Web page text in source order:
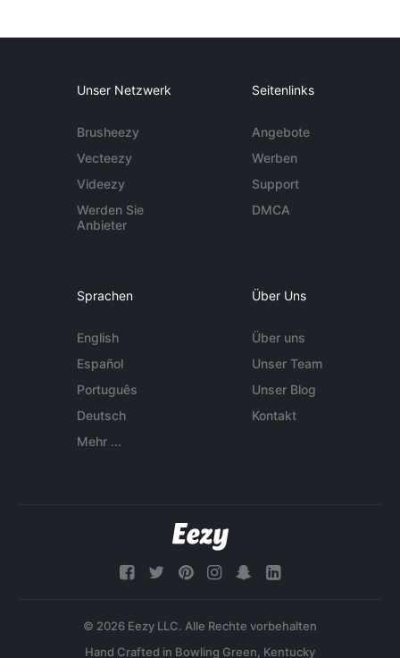
Unser Netzwerk
Brusheezy
Vecteezy
Videezy
Werden Sie
Anbieter
Seitenlinks
Angebote
Werben
Support
DMCA
Sprachen
English
Español
Português
Deutsch
Mehr ...
Über Uns
Über uns
Unser Team
Unser Blog
Kontakt
© 2026 Eezy LLC. Alle Rechte vorbehalten